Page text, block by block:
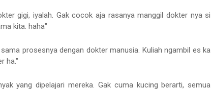
gigi, iyalah. Gak cocok aja rasanya manggil dokter nya si
kita. haha"
prosesnya dengan dokter manusia. Kuliah ngambil es ka
ha."
yang dipelajari mereka. Gak cuma kucing berarti, semua